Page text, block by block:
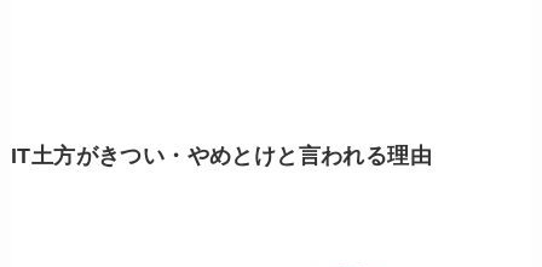
IT土方がきつい・やめとけと言われる理由